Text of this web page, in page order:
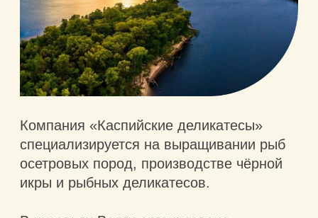
Компания «Каспийские деликатесы»
специализируется на выращивании рыб
осетровых пород, производстве чёрной
икры и рыбных деликатесов.
В низовьях Волги организовано
участками.
Рыба выращивается в условиях,
максимально приближенных к
естественной среде обитания в реке